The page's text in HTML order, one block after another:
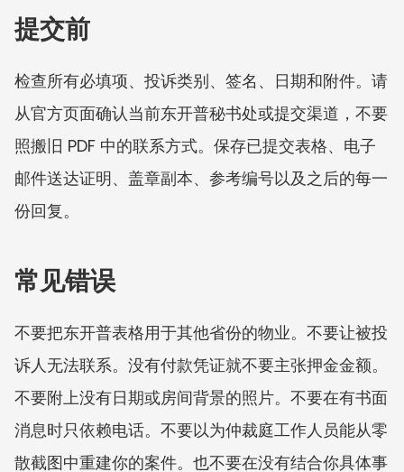
提交前
检查所有必填项、投诉类别、签名、日期和附件。请
从官方页面确认当前东开普秘书处或提交渠道，不要
照搬旧 PDF 中的联系方式。保存已提交表格、电子
邮件送达证明、盖章副本、参考编号以及之后的每一
份回复。
常见错误
不要把东开普表格用于其他省份的物业。不要让被投
诉人无法联系。没有付款凭证就不要主张押金金额。
不要附上没有日期或房间背景的照片。不要在有书面
消息时只依赖电话。不要以为仲裁庭工作人员能从零
散截图中重建你的案件。也不要在没有结合你具体事